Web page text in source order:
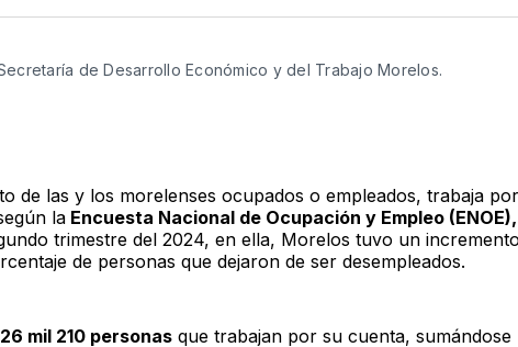
TwitterFacebook
de Desarrollo Económico y del Trabajo Morelos.
de las y los morelenses ocupados o empleados, trabaja por
laEncuesta Nacional de Ocupación y Empleo (ENOE),
trimestre del 2024, en ella, Morelos tuvo un incremento
de personas que dejaron de ser desempleados.
mil 210 personasque trabajan por su cuenta, sumándose